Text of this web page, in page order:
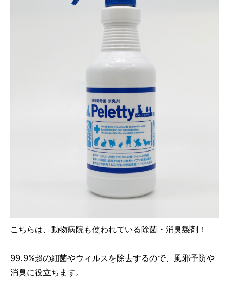
こちらは、動物病院も使われている除菌・消臭製剤！
99.9%超の細菌やウィルスを除去するので、風邪予防や
消臭に役立ちます。